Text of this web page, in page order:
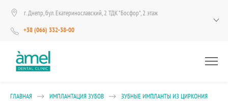
г. Днепр, бул. Екатеринославский, 2 ТДК "Босфор", 2 этаж
+38 (066) 332-38-00
ГЛАВНАЯ ИМПЛАНТАЦИЯ ЗУБОВ ЗУБНЫЕ ИМПЛАНТЫ ИЗ ЦИРКОНИЯ